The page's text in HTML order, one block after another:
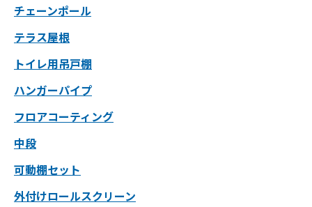
チェーンポール
テラス屋根
トイレ用吊戸棚
ハンガーパイプ
フロアコーティング
中段
可動棚セット
外付けロールスクリーン